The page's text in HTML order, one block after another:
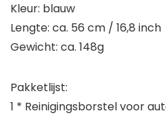
Kleur: blauw
Lengte: ca. 56 cm / 16,8 inch
Gewicht: ca. 148g
Pakketlijst:
1 * Reinigingsborstel voor